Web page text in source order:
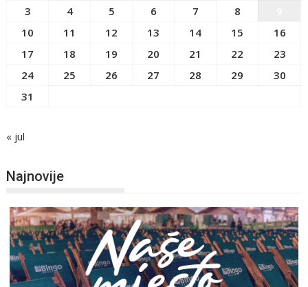
3
4 5 6 7 8
10
11 12 13 14 15
16
17
18 19 20 21 22
23
24
25 26 27 28 29
30
31
« jul
Najnovije